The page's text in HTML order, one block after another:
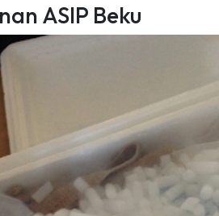
ASIP Beku